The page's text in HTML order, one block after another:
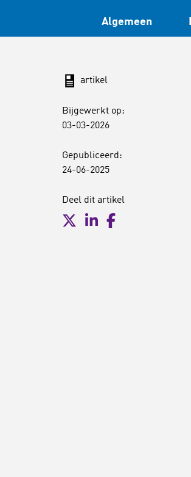
Algemeen
artikel
Bijgewerkt op:
03-03-2026
Gepubliceerd:
24-06-2025
Deel dit artikel